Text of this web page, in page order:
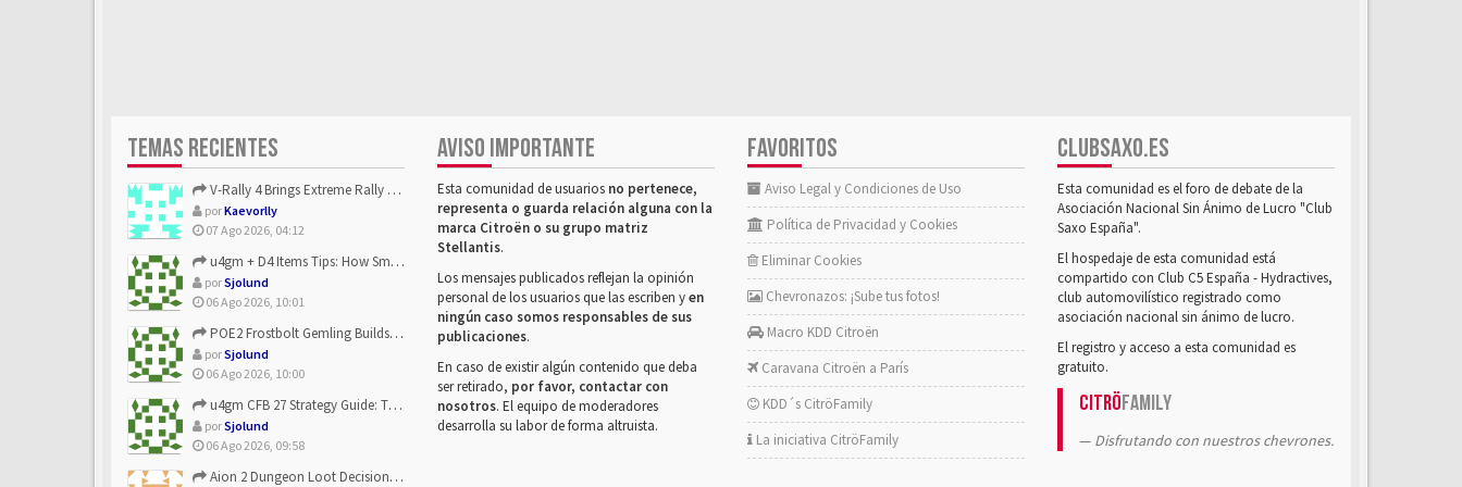
TEMAS RECIENTES
V-Rally 4 Brings Extreme Rally Racing With Challenging Track...
porKaevorlly
07 Ago 2026, 04:12
u4gm + D4 Items Tips: How Smart Players Optimize Gear, Build...
porSjolund
06 Ago 2026, 10:01
POE2 Frostbolt Gemling Builds Get Stronger With u4gm’s Ice C...
porSjolund
06 Ago 2026, 10:00
u4gm CFB 27 Strategy Guide: The Toxic Offensive Scheme Your ...
porSjolund
06 Ago 2026, 09:58
Aion 2 Dungeon Loot Decisions: Smarter Runs With U4N
AVISO IMPORTANTE
Esta comunidad de usuarios no pertenece,
representa o guarda relación alguna con la
marca Citroën o su grupo matriz
Stellantis.
Los mensajes publicados reflejan la opinión
personal de los usuarios que las escriben yen
ningún caso somos responsables de sus
publicaciones.
En caso de existir algún contenido que deba
ser retirado, por favor, contactar con
nosotros. El equipo de moderadores
desarrolla su labor de forma altruista.
FAVORITOS
Aviso Legal y Condiciones de Uso
Política de Privacidad y Cookies
Eliminar Cookies
Chevronazos: ¡Sube tus fotos!
Macro KDD Citroën
Caravana Citroën a París
KDD´s CitröFamily
La iniciativa CitröFamily
CLUBSAXO.ES
Esta comunidad es el foro de debate de la
Asociación Nacional Sin Ánimo de Lucro "Club
Saxo España".
El hospedaje de esta comunidad está
compartido con Club C5 España - Hydractives,
club automovilístico registrado como
asociación nacional sin ánimo de lucro.
El registro y acceso a esta comunidad es
gratuito.
CitröFamily
Disfrutando con nuestros chevrones.